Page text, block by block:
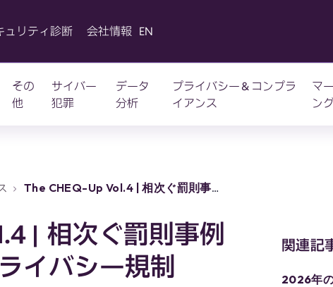
ュリティ診断 会社情報 EN
その
他
サイバー
犯罪
データ
分析
プライバシー＆コンプラ
イアンス
マ
ン
The CHEQ-Up Vol.4 | 相次ぐ罰則事例
| 相次ぐ罰則事例
イバシー規制
関連記
2026年